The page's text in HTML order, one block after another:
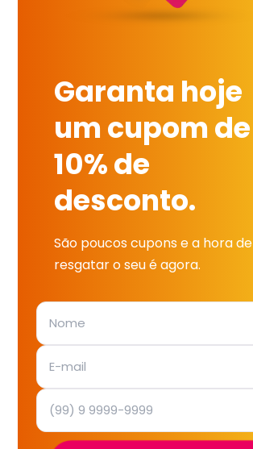
Garanta hoje
um cupom de
10% de
desconto.
São poucos cupons e a hora de
resgatar o seu é agora.